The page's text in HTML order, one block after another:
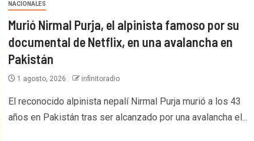
NACIONALES
Murió Nirmal Purja, el alpinista famoso por su
documental de Netflix, en una avalancha en
Pakistán
1 agosto, 2026 infinitoradio
El reconocido alpinista nepalí Nirmal Purja murió a los 43
años en Pakistán tras ser alcanzado por una avalancha el...